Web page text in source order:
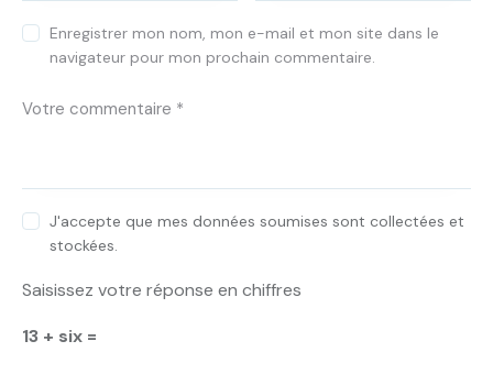
Enregistrer mon nom, mon e-mail et mon site dans le
navigateur pour mon prochain commentaire.
J'accepte que mes données soumises sont collectées et
stockées.
Saisissez votre réponse en chiffres
13 + six =